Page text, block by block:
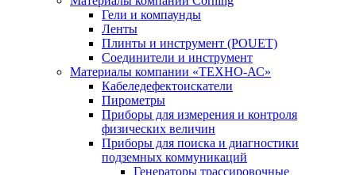
Гели и компаунды
Ленты
Плинты и инструмент (POUET)
Соединители и инструмент
Материалы компании «ТЕХНО-АС»
Кабеледефектоискатели
Пирометры
Приборы для измерения и контроля
физических величин
Приборы для поиска и диагностики
подземных коммуникаций
Генераторы трассировочные